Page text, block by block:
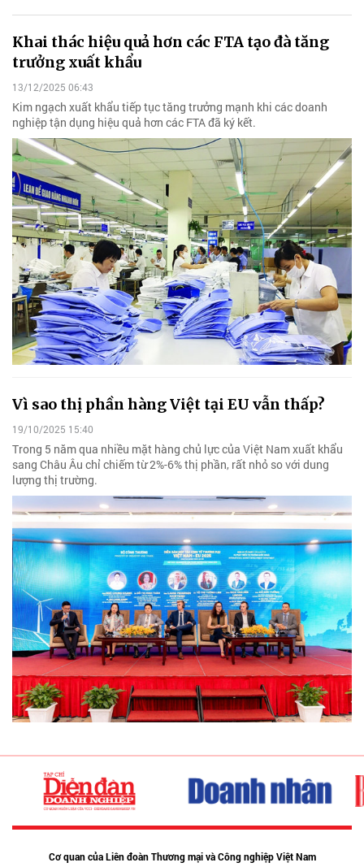
Khai thác hiệu quả hơn các FTA tạo đà tăng
trưởng xuất khẩu
13/12/2025 06:43
Kim ngạch xuất khẩu tiếp tục tăng trưởng mạnh khi các doanh
nghiệp tận dụng hiệu quả hơn các FTA đã ký kết.
Vì sao thị phần hàng Việt tại EU vẫn thấp?
19/10/2025 15:40
Trong 5 năm qua nhiều mặt hàng chủ lực của Việt Nam xuất khẩu
sang Châu Âu chỉ chiếm từ 2%-6% thị phần, rất nhỏ so với dung
lượng thị trường.
Cơ quan của Liên đoàn Thương mại và Công nghiệp Việt Nam